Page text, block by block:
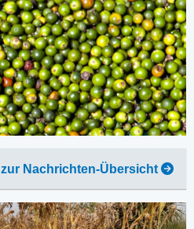
zur Nachrichten-Übersicht